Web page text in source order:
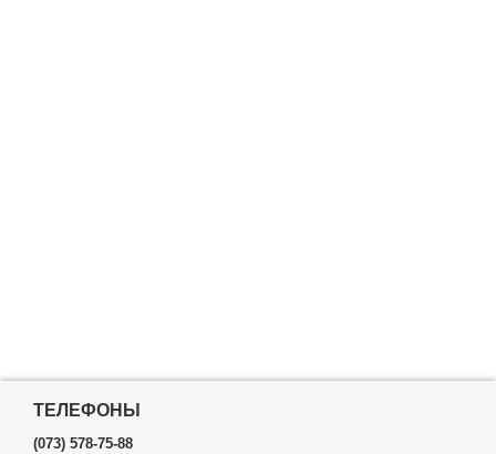
ТЕЛЕФОНЫ
(073) 578-75-88